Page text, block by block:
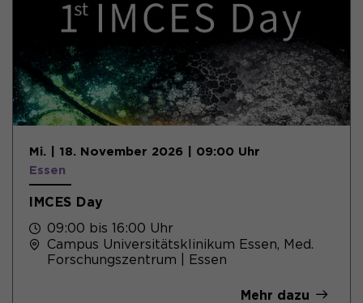
Mi. | 18. November 2026 | 09:00 Uhr
Essen
IMCES Day
09:00 bis 16:00 Uhr
Campus Universitätsklinikum Essen, Med.
Forschungszentrum | Essen
Mehr dazu